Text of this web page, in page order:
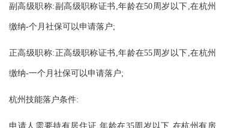
副高级职称:副高级职称证书,年龄在50周岁以下,在杭州
缴纳-个月社保可以申请落户;
正高级职称:正高级职称证书,年龄在55周岁以下,在杭州
缴纳-一个月社保可以申请落户;
杭州技能落户条件:
申请人需要持有居住证,年龄在35周岁以下,在杭州有房